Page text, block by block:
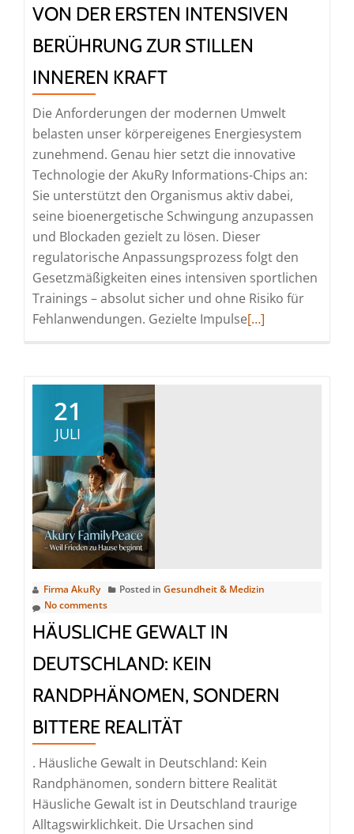
VON DER ERSTEN INTENSIVEN
BERÜHRUNG ZUR STILLEN
INNEREN KRAFT
Die Anforderungen der modernen Umwelt
belasten unser körpereigenes Energiesystem
zunehmend. Genau hier setzt die innovative
Technologie der AkuRy Informations-Chips an:
Sie unterstützt den Organismus aktiv dabei,
seine bioenergetische Schwingung anzupassen
und Blockaden gezielt zu lösen. Dieser
regulatorische Anpassungsprozess folgt den
Gesetzmäßigkeiten eines intensiven sportlichen
Trainings – absolut sicher und ohne Risiko für
Fehlanwendungen. Gezielte ImpulseRead
[…]
21
JULI
Firma AkuRy Posted in Gesundheit & Medizin
No comments
HÄUSLICHE GEWALT IN
DEUTSCHLAND: KEIN
RANDPHÄNOMEN, SONDERN
BITTERE REALITÄT
. Häusliche Gewalt in Deutschland: Kein
Randphänomen, sondern bittere Realität
Häusliche Gewalt ist in Deutschland traurige
Alltagswirklichkeit. Die Ursachen sind